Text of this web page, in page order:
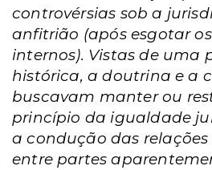
controvérsias sob a
anfitrião (após esgotar
internos). Vistas de uma
histórica, a doutrina e a
buscavam manter ou
princípio da igualdade
a condução das
entre partes